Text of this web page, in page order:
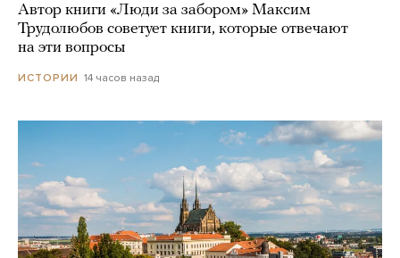
Автор книги «Люди за забором» Максим
Трудолюбов советует книги, которые отвечают
на эти вопросы
ИСТОРИИ 14 часов назад